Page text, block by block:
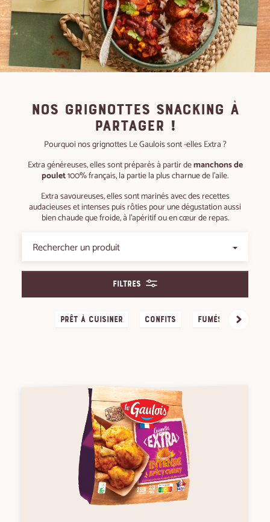
Nos grignottes snacking à
partager !
Pourquoi nos grignottes Le Gaulois sont -elles Extra ?
Extra généreuses, elles sont préparés à partir demanchons de
poulet100% français, la partie la plus charnue de l'aile.
Extra savoureuses, elles sont marinés avec des recettes
audacieuses et intenses puis rôties pour une dégustation aussi
bien chaude que froide, à l'apéritif ou en cœur de repas.
Filtres
Prêt à cuisiner Confits Fumés / Séchés